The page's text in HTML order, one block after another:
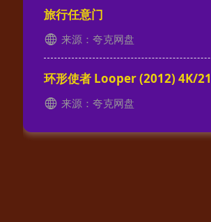
旅行任意门
来源：夸克网盘
环形使者 Looper (2012) 4K/
来源：夸克网盘